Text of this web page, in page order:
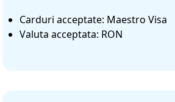
Carduri acceptate: Maestro Visa
Valuta acceptata: RON